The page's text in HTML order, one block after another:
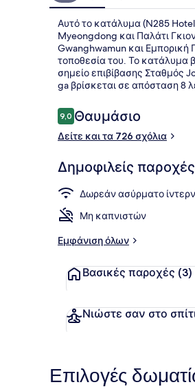
Αυτό το κατάλυμα (N285
Myeongdong και Παλάτι
Gwanghwamun και Εμπορική
τοποθεσία του. Το κατάλυμα
σημείο επιβίβασης Σταθμός
ga βρίσκεται σε απόσταση 8
Σχόλια
9,09,0 στα 10
Θαυμάσιο
Δείτε και τα 726 σχόλια
Δημοφιλείς παροχές
Δωρεάν ασύρματο
Μη καπνιστών
Εμφάνιση όλων
Βασικές παροχές (3)
Νιώστε σαν στο
Επιλογές